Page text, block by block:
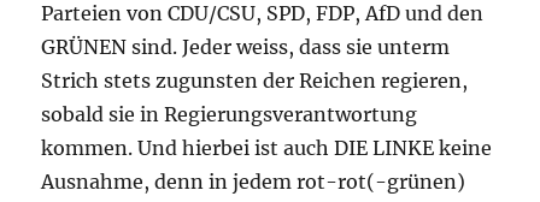
Parteien von CDU/CSU, SPD, FDP, AfD und den
GRÜNEN sind. Jeder weiss, dass sie unterm
Strich stets zugunsten der Reichen regieren,
sobald sie in Regierungsverantwortung
kommen. Und hierbei ist auch DIE LINKE keine
Ausnahme, denn in jedem rot-rot(-grünen)